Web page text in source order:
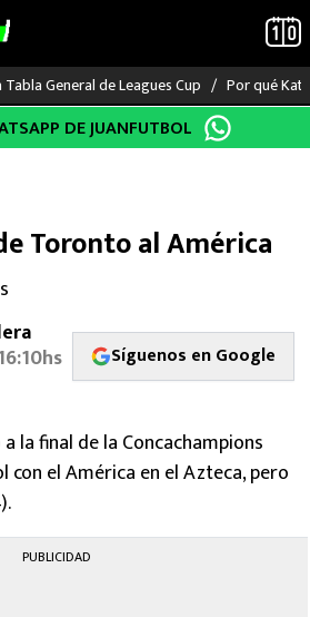
General de Leagues Cup Por qué
DE JUANFUTBOL
Toronto al América
Síguenos en Google
la final de la Concachampions
el América en el Azteca, pero
PUBLICIDAD